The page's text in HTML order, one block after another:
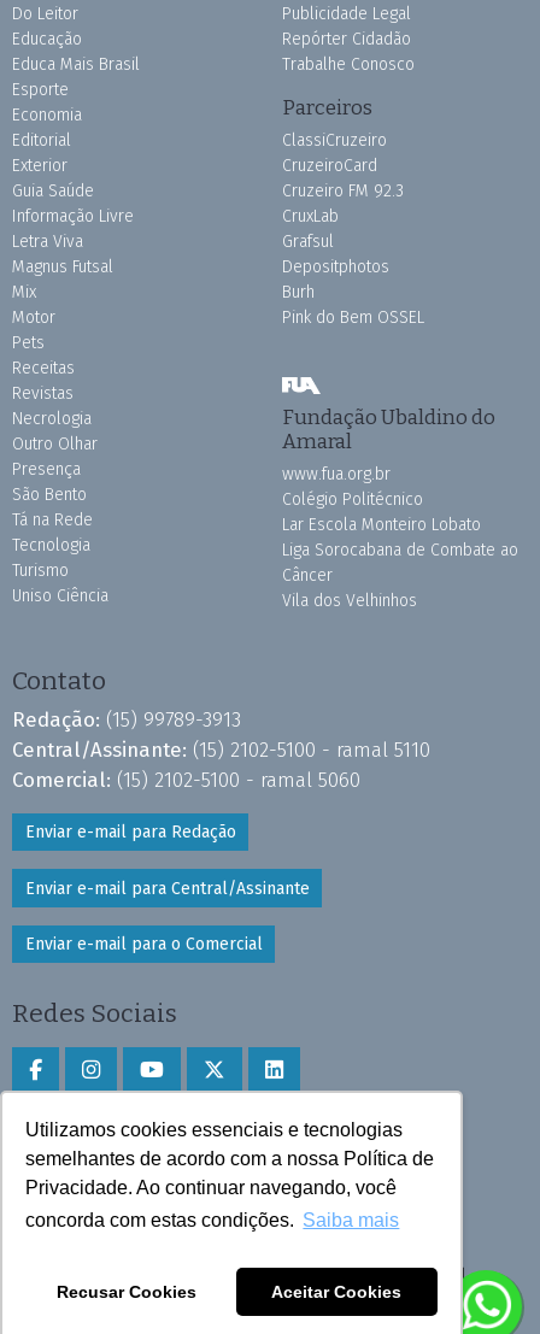
Utilizamos cookies essenciais e tecnologias
semelhantes de acordo com a nossa Política de
Privacidade. Ao continuar navegando, você
concorda com estas condições. Saiba mais
Recusar Cookies Aceitar Cookies
Do Leitor
Educação
Educa Mais Brasil
Esporte
Economia
Editorial
Exterior
Guia Saúde
Informação Livre
Letra Viva
Magnus Futsal
Mix
Motor
Pets
Receitas
Revistas
Necrologia
Outro Olhar
Presença
São Bento
Tá na Rede
Tecnologia
Turismo
Uniso Ciência
Publicidade Legal
Repórter Cidadão
Trabalhe Conosco
Parceiros
ClassiCruzeiro
CruzeiroCard
Cruzeiro FM 92.3
CruxLab
Grafsul
Depositphotos
Burh
Pink do Bem OSSEL
Fundação Ubaldino do
Amaral
www.fua.org.br
Colégio Politécnico
Lar Escola Monteiro Lobato
Liga Sorocabana de Combate ao
Câncer
Vila dos Velhinhos
Contato
Redação: (15) 99789-3913
Central/Assinante: (15) 2102-5100 - ramal 5110
Comercial: (15) 2102-5100 - ramal 5060
Enviar e-mail para Redação
Enviar e-mail para Central/Assinante
Enviar e-mail para o Comercial
Redes Sociais
Faça download do aplicativo
Play Store e App Store
Todos os direitos reservados © 2025 Cruzeiro do Sul